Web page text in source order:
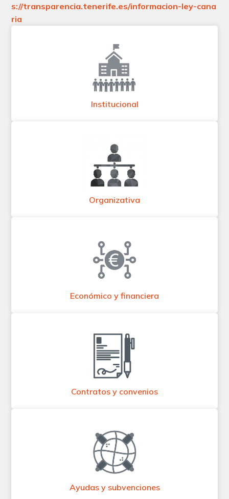
s://transparencia.tenerife.es/informacion-ley-cana
ria
Institucional
Organizativa
Económico y financiera
Contratos y convenios
Ayudas y subvenciones